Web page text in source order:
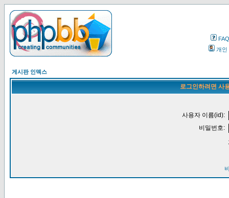
FAQ
개인
게시판 인덱스
로그인하려면 사
사용자 이름(id):
비밀번호: